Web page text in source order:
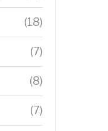
(18)
(7)
(8)
(7)